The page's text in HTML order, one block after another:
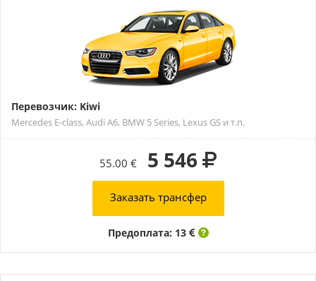
Перевозчик: Kiwi
Mercedes E-class, Audi A6, BMW 5 Series, Lexus GS и т.п.
55.00 € 5 546
Заказать трансфер
Предоплата: 13